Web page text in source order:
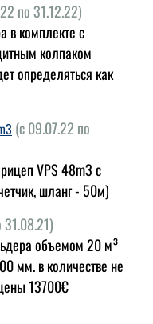
по 31.12.22)
в комплекте с
колпаком
определяться как
(с 09.07.22 по
VPS 48m3 с
шланг - 50м)
31.08.21)
объемом 20 м³
мм. в количестве не
13700€